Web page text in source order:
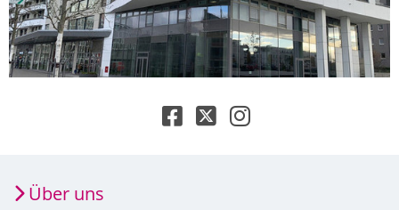
Über uns